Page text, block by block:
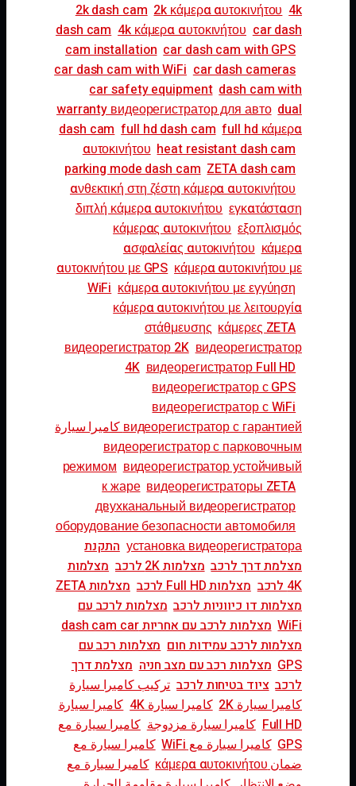
2k dash cam 2k κάμερα αυτοκινήτου 4k
dash cam 4k κάμερα αυτοκινήτου car dash
cam installation car dash cam with GPS
car dash cam with WiFi car dash cameras
car safety equipment dash cam with
warranty видеорегистратор для авто dual
dash cam full hd dash cam full hd κάμερα
αυτοκινήτου heat resistant dash cam
parking mode dash cam ZETA dash cam
ανθεκτική στη ζέστη κάμερα αυτοκινήτου
διπλή κάμερα αυτοκινήτου εγκατάσταση
κάμερας αυτοκινήτου εξοπλισμός
ασφαλείας αυτοκινήτου κάμερα
αυτοκινήτου με GPS κάμερα αυτοκινήτου με
WiFi κάμερα αυτοκινήτου με εγγύηση
κάμερα αυτοκινήτου με λειτουργία
στάθμευσης κάμερες ZETA
видеорегистратор 2K видеорегистратор
4K видеорегистратор Full HD
видеорегистратор с GPS
видеорегистратор с WiFi
видеорегистратор с гарантией كاميرا سيارة
видеорегистратор с парковочным
режимом видеорегистратор устойчивый
к жаре видеорегистраторы ZETA
двухканальный видеорегистратор
оборудование безопасности автомобиля
установка видеорегистратора התקנת
מצלמת דרך לרכב מצלמות 2K לרכב
מצלמות
4K לרכב
מצלמות Full HD לרכב
מצלמות ZETA
מצלמות דו כיווניות לרכב מצלמות לרכב עם
WiFi מצלמות לרכב עם אחריות dash cam car
מצלמות לרכב עמידות חום מצלמות רכב עם
GPS מצלמות רכב עם מצב חניה מצלמת דרך
לרכב ציוד בטיחות לרכב تركيب كاميرا سيارة
كاميرا سيارة 2K
كاميرا سيارة 4K
كاميرا سيارة
Full HD كاميرا سيارة مزدوجة كاميرا سيارة مع
GPS كاميرا سيارة مع WiFi
كاميرا سيارة مع
ضمان κάμερα αυτοκινήτου
كاميرا سيارة مع